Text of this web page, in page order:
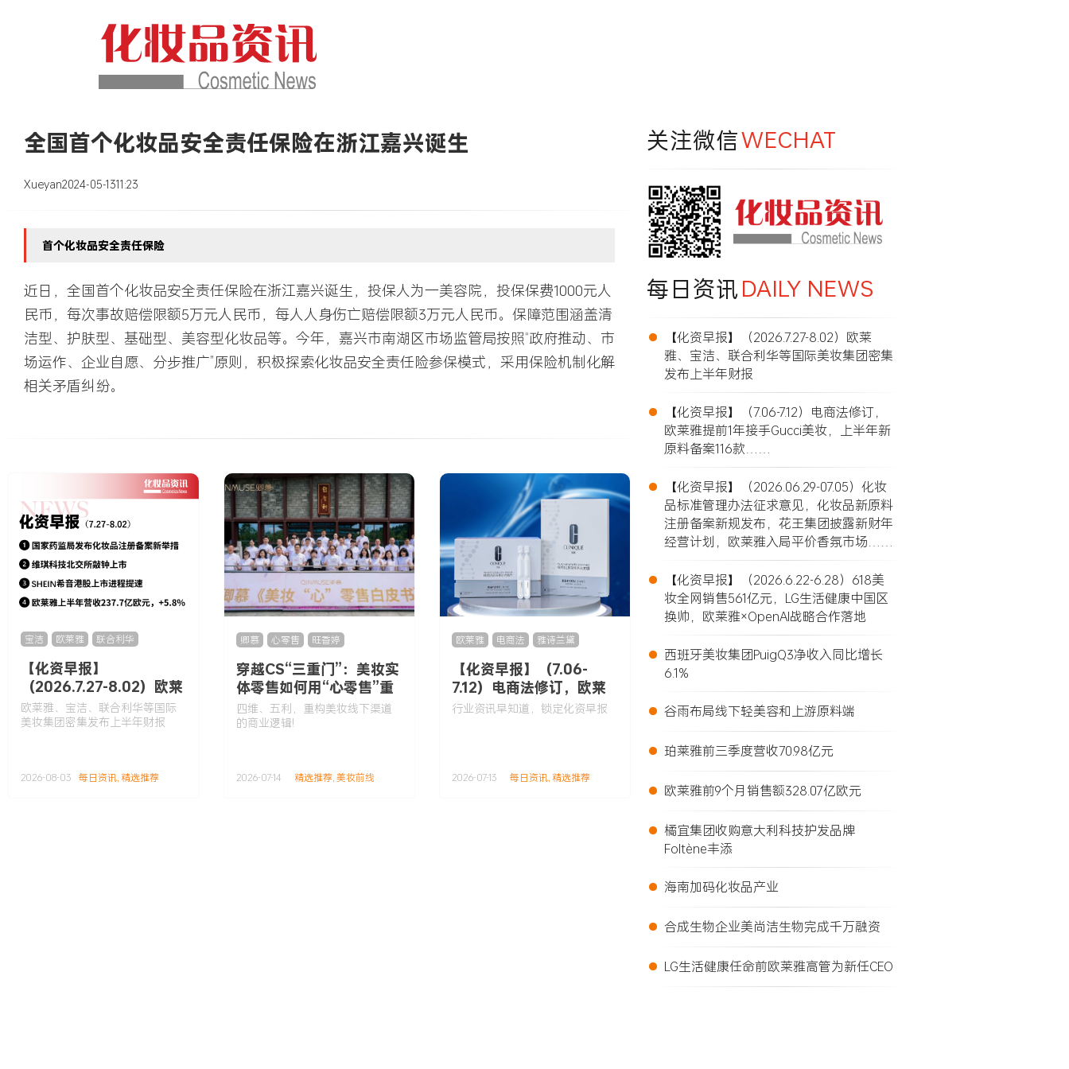
全国首个化妆品安全责任保险在浙江嘉兴诞生
Xueyan2024-05-1311:23
首个化妆品安全责任保险
近日，全国首个化妆品安全责任保险在浙江嘉兴诞生，投保人为一美容院，投保保费1000元人
民币，每次事故赔偿限额5万元人民币，每人人身伤亡赔偿限额3万元人民币。保障范围涵盖清
洁型、护肤型、基础型、美容型化妆品等。今年，嘉兴市南湖区市场监管局按照“政府推动、市
场运作、企业自愿、分步推广”原则，积极探索化妆品安全责任险参保模式，采用保险机制化解
相关矛盾纠纷。
宝洁 欧莱雅 联合利华
【化资早报】
（2026.7.27-8.02）欧莱
雅、宝洁、联合利华等国
际美妆集团密集发布上半
欧莱雅、宝洁、联合利华等国际
美妆集团密集发布上半年财报
2026-08-03 每日资讯,精选推荐
卿慕 心零售 旺香婷
穿越CS“三重门”：美妆实
体零售如何用“心零售”重
构增长逻辑
四维、五利，重构美妆线下渠道
的商业逻辑!
2026-07-14 精选推荐,美妆前线
欧莱雅 电商法 雅诗兰黛
【化资早报】（7.06-
7.12）电商法修订，欧莱
雅提前1年接手Gucci美
行业资讯早知道，锁定化资早报
2026-07-13 每日资讯,精选推荐
关注微信WECHAT
每日资讯DAILY NEWS
•
【化资早报】（2026.7.27-8.02）欧莱
雅、宝洁、联合利华等国际美妆集团密集
发布上半年财报
•
【化资早报】（7.06-7.12）电商法修订，
欧莱雅提前1年接手Gucci美妆，上半年新
原料备案116款……
•
【化资早报】（2026.06.29-07.05）化妆
品标准管理办法征求意见，化妆品新原料
注册备案新规发布，花王集团披露新财年
经营计划，欧莱雅入局平价香氛市场……
•
【化资早报】（2026.6.22-6.28）618美
妆全网销售561亿元，LG生活健康中国区
换帅，欧莱雅×OpenAI战略合作落地
• 西班牙美妆集团PuigQ3净收入同比增长
6.1%
• 谷雨布局线下轻美容和上游原料端
• 珀莱雅前三季度营收70.98亿元
• 欧莱雅前9个月销售额328.07亿欧元
• 橘宜集团收购意大利科技护发品牌
Foltène丰添
• 海南加码化妆品产业
• 合成生物企业美尚洁生物完成千万融资
• LG生活健康任命前欧莱雅高管为新任CEO